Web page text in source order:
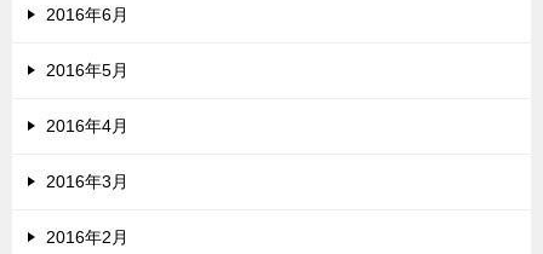
2016年6月
2016年5月
2016年4月
2016年3月
2016年2月